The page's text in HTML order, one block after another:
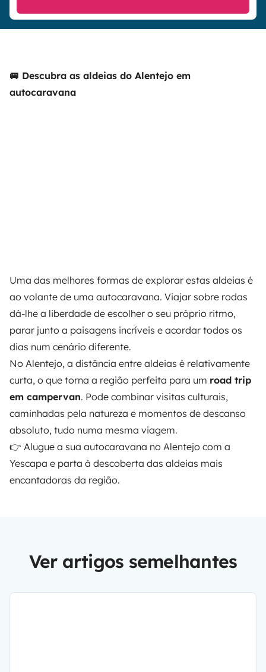
🚐 Descubra as aldeias do Alentejo em
autocaravana
Uma das melhores formas de explorar estas aldeias é
ao volante de uma autocaravana. Viajar sobre rodas
dá-lhe a liberdade de escolher o seu próprio ritmo,
parar junto a paisagens incríveis e acordar todos os
dias num cenário diferente.
No Alentejo, a distância entre aldeias é relativamente
curta, o que torna a região perfeita para um road trip
em campervan. Pode combinar visitas culturais,
caminhadas pela natureza e momentos de descanso
absoluto, tudo numa mesma viagem.
👉 Alugue a sua autocaravana no Alentejo com a
Yescapa e parta à descoberta das aldeias mais
encantadoras da região.
Ver artigos semelhantes